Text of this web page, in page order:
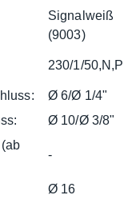
Signalweiß
(9003)
230/1/
Ø 6/Ø 1/4"
Ø 10/Ø 3/8"
-
Ø 16